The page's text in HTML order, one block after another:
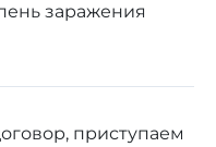
заражения
приступаем